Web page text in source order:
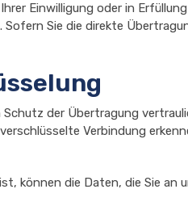
Einwilligung oder in
Sie die direkte
der Übertragung
Verbindung
können die Daten, die Sie